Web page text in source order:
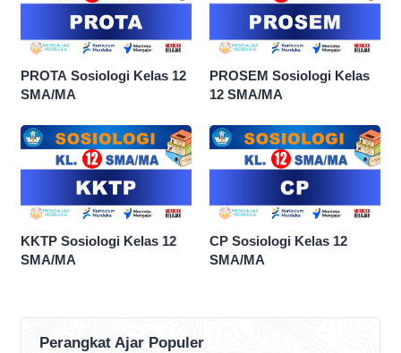
PROTA Sosiologi Kelas 12
SMA/MA
PROSEM Sosiologi Kelas
12 SMA/MA
KKTP Sosiologi Kelas 12
SMA/MA
CP Sosiologi Kelas 12
SMA/MA
Perangkat Ajar Populer